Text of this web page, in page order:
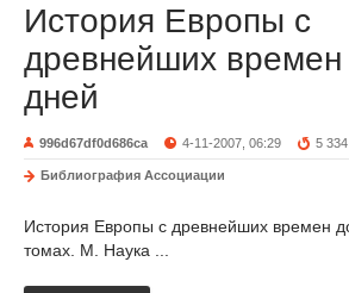
История Европы с
древнейших
дней
996d67df0d686ca 4-11-2007, 06:29 5 334
Библиография Ассоциации
История Европы с древнейших времен
томах. М. Наука ...